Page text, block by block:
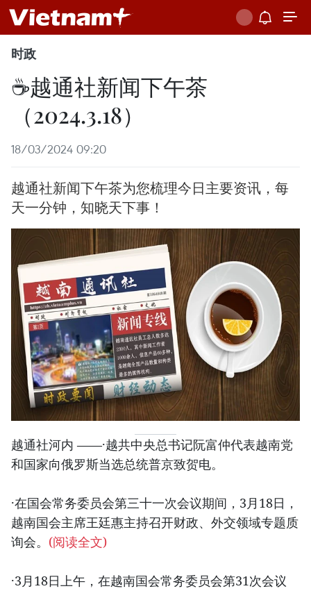
时政
☕️越通社新闻下午茶
（2024.3.18）
18/03/2024 09:20
越通社新闻下午茶为您梳理今日主要资讯，每
天一分钟，知晓天下事！
越通社河内 ——·越共中央总书记阮富仲代表越南党
和国家向俄罗斯当选总统普京致贺电。
·在国会常务委员会第三十一次会议期间，3月18日，
越南国会主席王廷惠主持召开财政、外交领域专题质
询会。 (阅读全文)
·3月18日上午，在越南国会常务委员会第31次会议